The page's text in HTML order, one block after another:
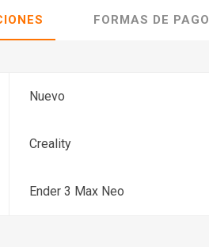
FORMAS DE PAGO
Nuevo
Creality
Ender 3 Max Neo